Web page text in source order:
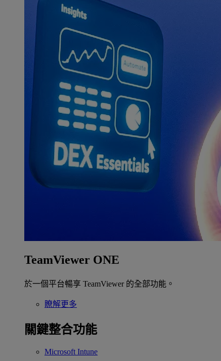
TeamViewer ONE
於一個平台暢享 TeamViewer 的全部功能。
瞭解更多
關鍵整合功能
Microsoft Intune